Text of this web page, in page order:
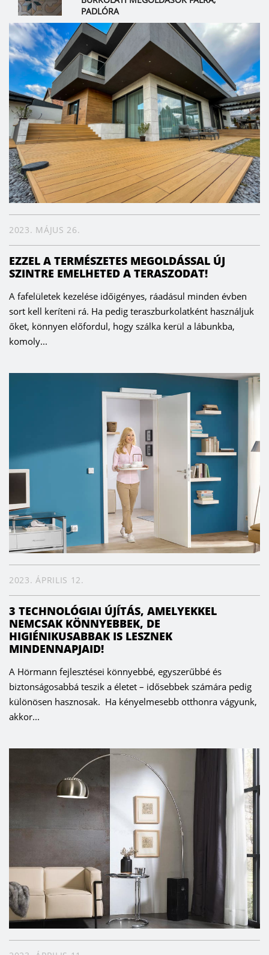
PADLÓRA
2023. MÁJUS 26.
EZZEL A TERMÉSZETES MEGOLDÁSSAL ÚJ
SZINTRE EMELHETED A TERASZODAT!
A fafelületek kezelése időigényes, ráadásul minden évben
sort kell keríteni rá. Ha pedig teraszburkolatként használjuk
őket, könnyen előfordul, hogy szálka kerül a lábunkba,
komoly...
2023. ÁPRILIS 12.
3 TECHNOLÓGIAI ÚJÍTÁS, AMELYEKKEL
NEMCSAK KÖNNYEBBEK, DE
HIGIÉNIKUSABBAK IS LESZNEK
MINDENNAPJAID!
A Hörmann fejlesztései könnyebbé, egyszerűbbé és
biztonságosabbá teszik a életet – idősebbek számára pedig
különösen hasznosak. Ha kényelmesebb otthonra vágyunk,
akkor...